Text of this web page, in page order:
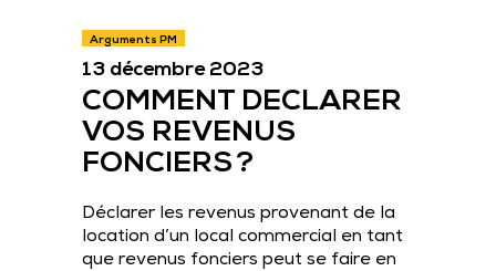
Arguments PM
13 décembre 2023
COMMENT DECLARER
VOS REVENUS
FONCIERS ?
Déclarer les revenus provenant de la
location d’un local commercial en tant
que revenus fonciers peut se faire en